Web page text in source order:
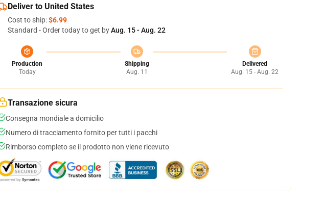
Deliver to United States
Cost to ship:$6.99
Standard - Order today to get byAug. 15 - Aug. 22
Production
Today
Shipping
Aug. 11
Delivered
Aug. 15 - Aug. 22
Transazione sicura
Consegna mondiale a domicilio
Numero di tracciamento fornito per tutti i pacchi
Rimborso completo se il prodotto non viene ricevuto